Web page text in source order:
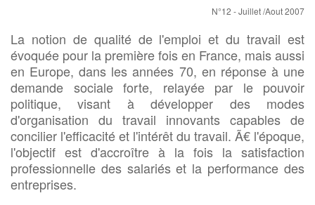
N°12 - Juillet /Aout 2007
La notion de qualité de l'emploi et du travail est
évoquée pour la première fois en France, mais aussi
en Europe, dans les années 70, en réponse à une
demande sociale forte, relayée par le pouvoir
politique, visant à développer des modes
d'organisation du travail innovants capables de
concilier l'efficacité et l'intérêt du travail. Ã€ l'époque,
l'objectif est d'accroître à la fois la satisfaction
professionnelle des salariés et la performance des
entreprises.